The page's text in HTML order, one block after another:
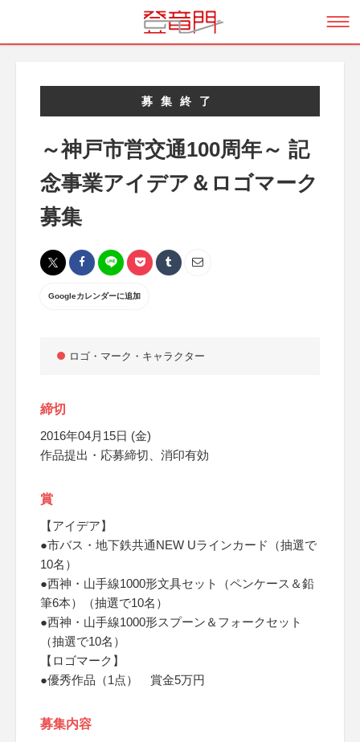
募集終了
～神戸市営交通100周年～ 記
念事業アイデア＆ロゴマーク
募集
Googleカレンダーに追加
ロゴ・マーク・キャラクター
締切
2016年04月15日 (金)
作品提出・応募締切、消印有効
賞
【アイデア】
●市バス・地下鉄共通NEW Uラインカード（抽選で
10名）
●西神・山手線1000形文具セット（ペンケース＆鉛
筆6本）（抽選で10名）
●西神・山手線1000形スプーン＆フォークセット
（抽選で10名）
【ロゴマーク】
●優秀作品（1点） 賞金5万円
募集内容